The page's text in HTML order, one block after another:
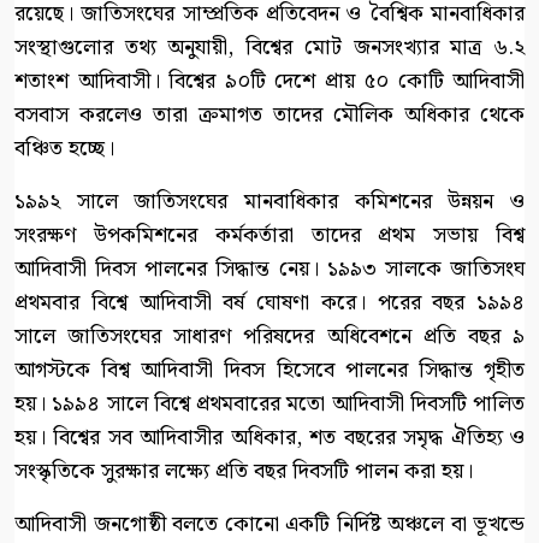
রয়েছে। জাতিসংঘের সাম্প্রতিক প্রতিবেদন ও বৈশ্বিক মানবাধিকার
সংস্থাগুলোর তথ্য অনুযায়ী, বিশ্বের মোট জনসংখ্যার মাত্র ৬.২
শতাংশ আদিবাসী। বিশ্বের ৯০টি দেশে প্রায় ৫০ কোটি আদিবাসী
বসবাস করলেও তারা ক্রমাগত তাদের মৌলিক অধিকার থেকে
বঞ্চিত হচ্ছে।
১৯৯২ সালে জাতিসংঘের মানবাধিকার কমিশনের উন্নয়ন ও
সংরক্ষণ উপকমিশনের কর্মকর্তারা তাদের প্রথম সভায় বিশ্ব
আদিবাসী দিবস পালনের সিদ্ধান্ত নেয়। ১৯৯৩ সালকে জাতিসংঘ
প্রথমবার বিশ্বে আদিবাসী বর্ষ ঘোষণা করে। পরের বছর ১৯৯৪
সালে জাতিসংঘের সাধারণ পরিষদের অধিবেশনে প্রতি বছর ৯
আগস্টকে বিশ্ব আদিবাসী দিবস হিসেবে পালনের সিদ্ধান্ত গৃহীত
হয়। ১৯৯৪ সালে বিশ্বে প্রথমবারের মতো আদিবাসী দিবসটি পালিত
হয়। বিশ্বের সব আদিবাসীর অধিকার, শত বছরের সমৃদ্ধ ঐতিহ্য ও
সংস্কৃতিকে সুরক্ষার লক্ষ্যে প্রতি বছর দিবসটি পালন করা হয়।
আদিবাসী জনগোষ্ঠী বলতে কোনো একটি নির্দিষ্ট অঞ্চলে বা ভূখন্ডে